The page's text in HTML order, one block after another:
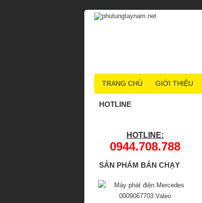
HOTLINE
HOTLINE:
0944.708.788
SẢN PHẨM BÁN CHẠY
TRANG CHỦ GIỚI THIỆU